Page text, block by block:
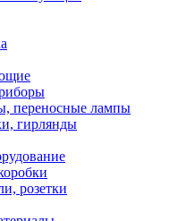
переносные лампы
гирлянды
розетки